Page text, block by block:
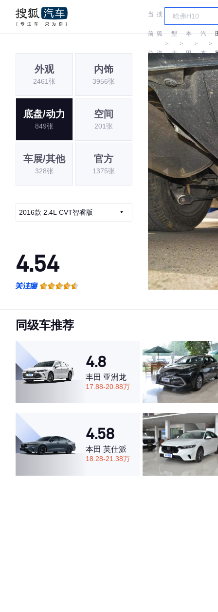
当
前
位
置:
搜
狐
汽
车
＞
车
型
大
全
＞
本
田
＞
汽
本
田
＞
外观
2461张
内饰
3956张
底盘/动力
849张
空间
201张
车展/其他
328张
官方
1375张
2016款 2.4L CVT智睿版
4.54
·空间表现较为优秀，优于73%同级车
同级车推荐
4.8
丰田 亚洲龙
17.88-20.88万
4.58
本田 英仕派
18.28-21.38万